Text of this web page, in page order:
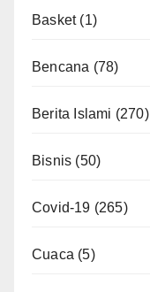
Basket(1)
Bencana (78)
Berita Islami (270)
Bisnis (50)
Covid-19 (265)
Cuaca (5)